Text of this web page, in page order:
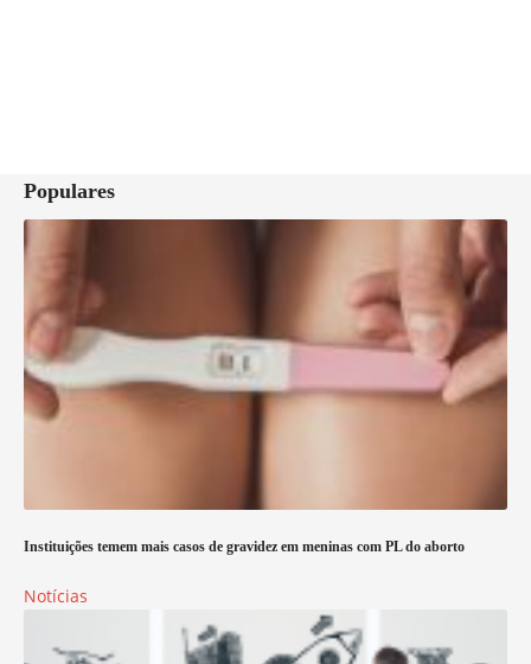
Populares
Instituições temem mais casos de gravidez em meninas com PL do aborto
Notícias